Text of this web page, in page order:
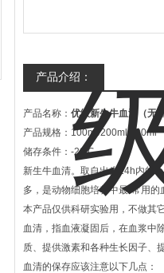
产品介绍：
产品名称： 优级新生牛血清（无
产品规格：100ml/200ml/500ml
储存条件：-20℃
新生牛血清。取自出生24h内的
多，是动物细胞培养中最-常用的
本产品仅供科研实验用，不做其
血清，指血液凝固后，在血浆中
质、提供激素和各种生长因子、
血清的保存应该注意以下几点：